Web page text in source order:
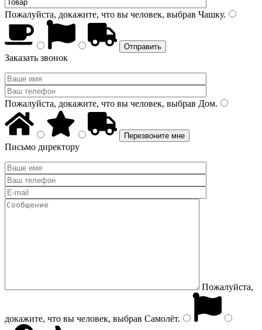
Пожалуйста, докажите, что вы человек, выбрав Чашку.
Заказать звонок
Пожалуйста, докажите, что вы человек, выбрав Дом.
Письмо директору
Пожалуйста,
докажите, что вы человек, выбрав Самолёт.